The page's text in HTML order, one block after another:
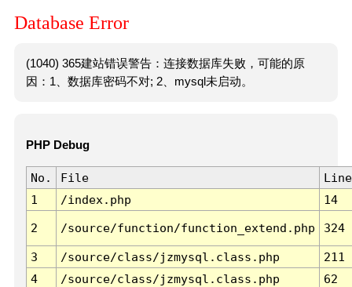
Database Error
(1040) 365建站错误警告：连接数据库失败，可能的原
因：1、数据库密码不对; 2、mysql未启动。
PHP Debug
No. File
Line
1
/index.php 14
2 /source/function/function_extend.php 324
3 /source/class/jzmysql.class.php
211
4
/source/class/jzmysql.class.php
62